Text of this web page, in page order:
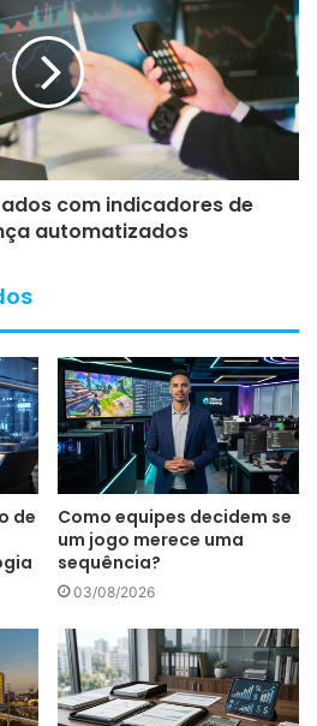
com indicadores de
automatizados
de
Como equipes decidem se
um jogo merece uma
sequência?
03/08/2026